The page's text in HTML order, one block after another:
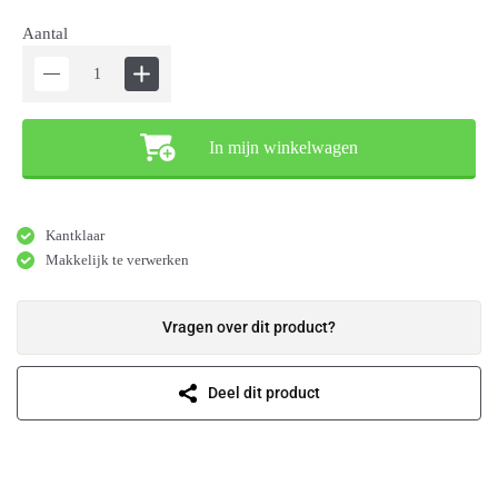
Aantal
In mijn winkelwagen
Kantklaar
Makkelijk te verwerken
Vragen over dit product?
Deel dit product